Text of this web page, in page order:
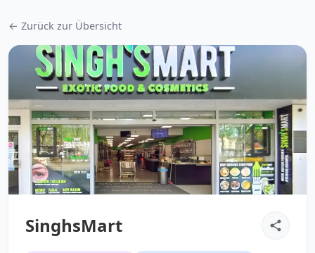
← Zurück zur Übersicht
SinghsMart